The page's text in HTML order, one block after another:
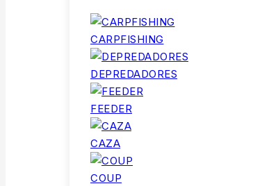
CARPFISHING
DEPREDADORES
FEEDER
CAZA
COUP